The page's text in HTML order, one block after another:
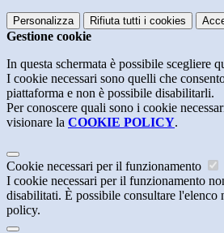
Personalizza Rifiuta tutti i cookies
Gestione cookie
In questa schermata è possibile scegliere
I cookie necessari sono quelli che
piattaforma e non è possibile disabilitarli.
Per conoscere quali sono i cookie
visionare la COOKIE POLICY.
Cookie necessari per il funzionamento
I cookie necessari per il funzionamento
disabilitati. È possibile consultare l'elenco
policy.